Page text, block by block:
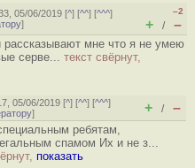
05/06/2019 [^] [^^] [^^^]
]
–2
+ / –
мне что я не умею
серве... текст свёрнут,
05/06/2019 [^] [^^] [^^^]
] + / –
ребятам,
спамом Их и не з...
показать